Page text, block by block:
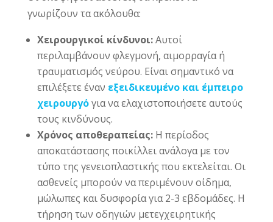
γνωρίζουν τα ακόλουθα:
Χειρουργικοί κίνδυνοι:Αυτοί
περιλαμβάνουν φλεγμονή, αιμορραγία ή
τραυματισμός νεύρου. Είναι σημαντικό να
επιλέξετε έναν εξειδικευμένο και έμπειρο
χειρουργόγια να ελαχιστοποιήσετε αυτούς
τους κινδύνους.
Χρόνος αποθεραπείας:Η περίοδος
αποκατάστασης ποικίλλει ανάλογα με τον
τύπο της γενειοπλαστικής που εκτελείται. Οι
ασθενείς μπορούν να περιμένουν οίδημα,
μώλωπες και δυσφορία για 2-3 εβδομάδες. Η
τήρηση των οδηγιών μετεγχειρητικής